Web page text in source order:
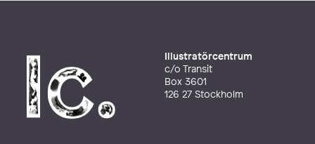
Illustratörcentrum
c/o Transit
Box 3601
126 27 Stockholm